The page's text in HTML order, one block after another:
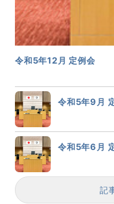
令和5年12月 定例会
令和5年9月
令和5年6月
記